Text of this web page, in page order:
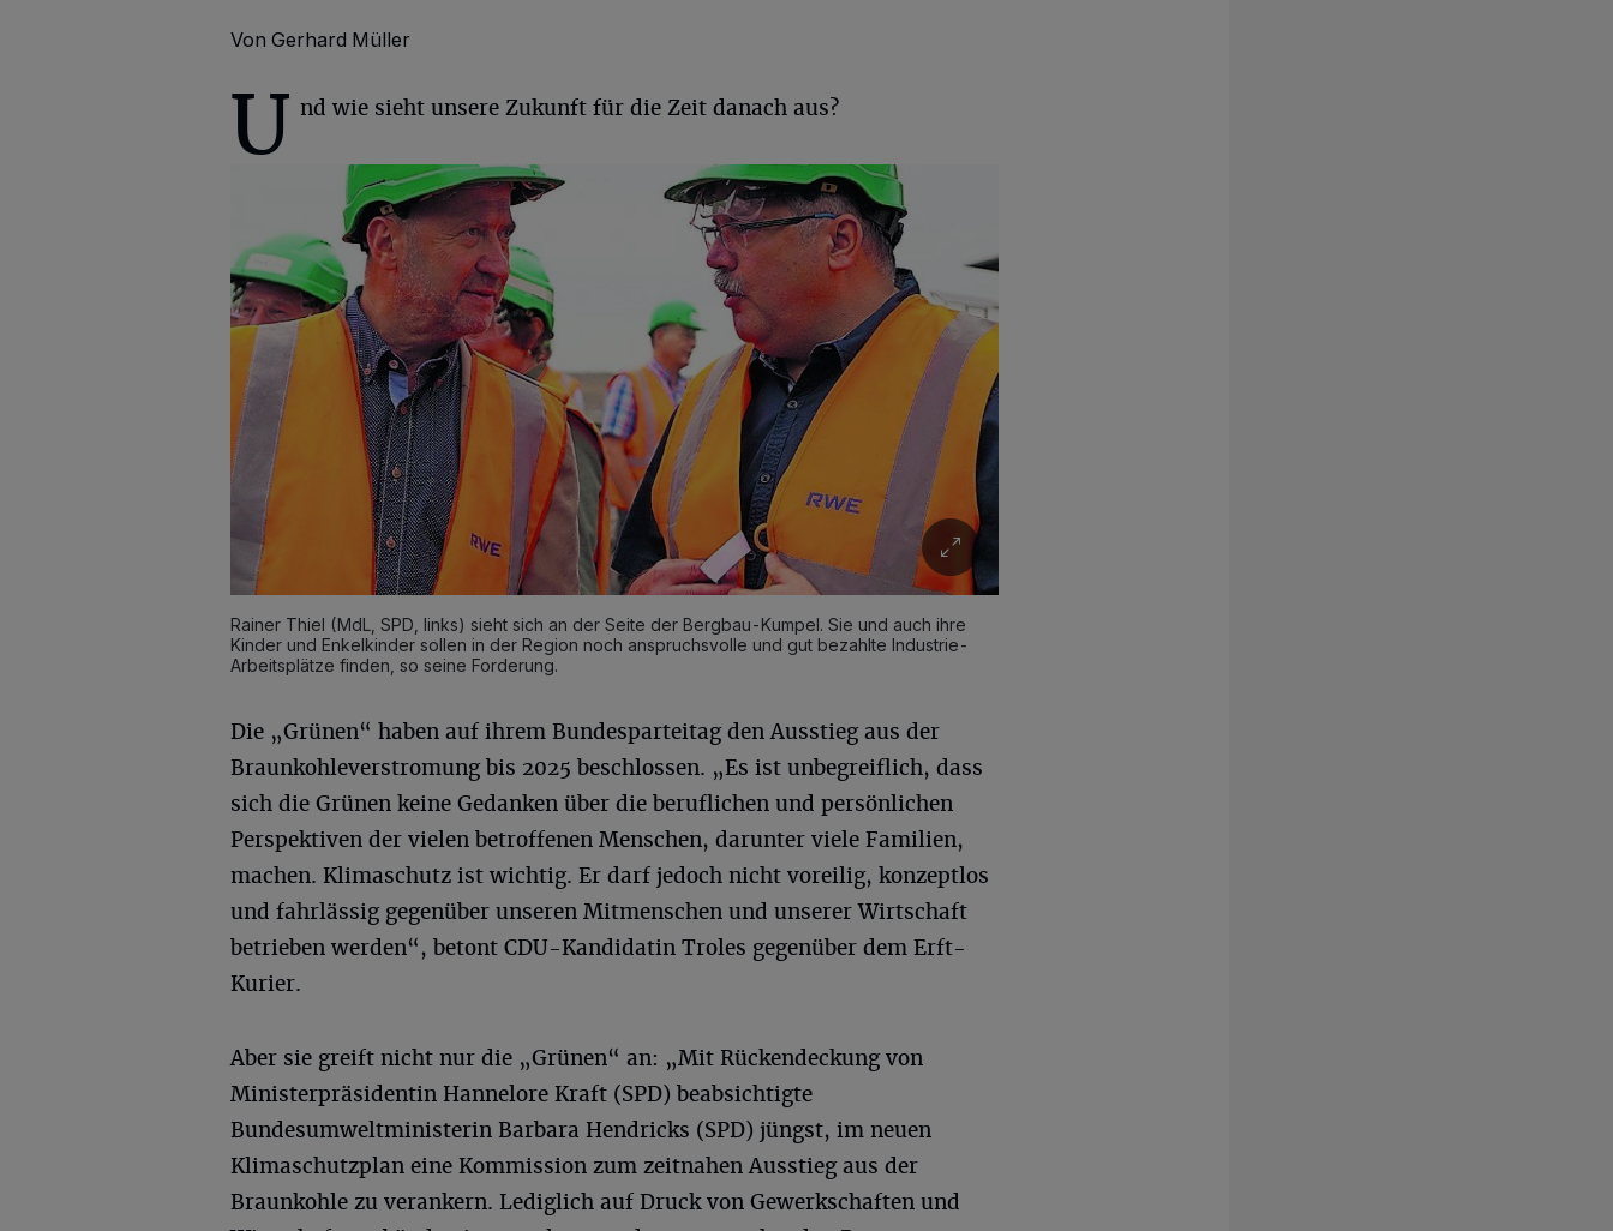
Von Gerhard Müller
U nd wie sieht unsere Zukunft für die Zeit danach aus?
Rainer Thiel (MdL, SPD, links) sieht sich an der Seite der Bergbau-Kumpel. Sie und auch ihre
Kinder und Enkelkinder sollen in der Region noch anspruchsvolle und gut bezahlte Industrie-
Arbeitsplätze finden, so seine Forderung.
Die „Grünen“ haben auf ihrem Bundesparteitag den Ausstieg aus der
Braunkohleverstromung bis 2025 beschlossen. „Es ist unbegreiflich, dass
sich die Grünen keine Gedanken über die beruflichen und persönlichen
Perspektiven der vielen betroffenen Menschen, darunter viele Familien,
machen. Klimaschutz ist wichtig. Er darf jedoch nicht voreilig, konzeptlos
und fahrlässig gegenüber unseren Mitmenschen und unserer Wirtschaft
betrieben werden“, betont CDU-Kandidatin Troles gegenüber dem Erft-
Kurier.
Aber sie greift nicht nur die „Grünen“ an: „Mit Rückendeckung von
Ministerpräsidentin Hannelore Kraft (SPD) beabsichtigte
Bundesumweltministerin Barbara Hendricks (SPD) jüngst, im neuen
Klimaschutzplan eine Kommission zum zeitnahen Ausstieg aus der
Braunkohle zu verankern. Lediglich auf Druck von Gewerkschaften und